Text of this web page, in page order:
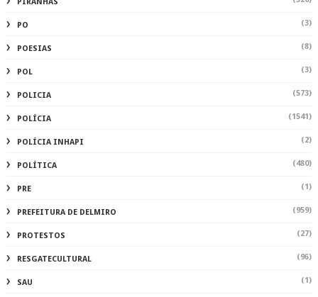
PO (3)
POESIAS (8)
POL (3)
POLICIA (573)
POLÍCIA (1541)
POLÍCIA INHAPI (2)
POLÍTICA (480)
PRE (1)
PREFEITURA DE DELMIRO (959)
PROTESTOS (27)
RESGATECULTURAL (96)
SAU (1)